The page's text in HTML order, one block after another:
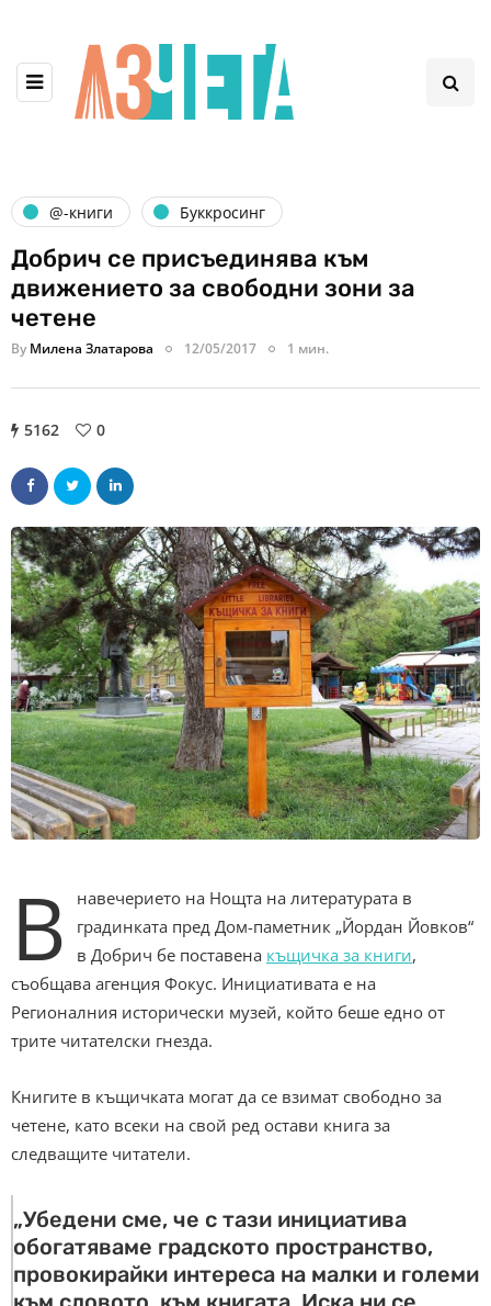
@-книги Буккросинг
Добрич се присъединява към
движението за свободни зони за
четене
By Милена Златарова 12/05/2017 1 мин.
5162 0
В
навечерието на Нощта на литературата в
градинката пред Дом-паметник „Йордан Йовков“
в Добрич бе поставена къщичка за книги,
съобщава агенция Фокус. Инициативата е на
Регионалния исторически музей, който беше едно от
трите читателски гнезда.
Книгите в къщичката могат да се взимат свободно за
четене, като всеки на свой ред остави книга за
следващите читатели.
„Убедени сме, че с тази инициатива
обогатяваме градското пространство,
провокирайки интереса на малки и големи